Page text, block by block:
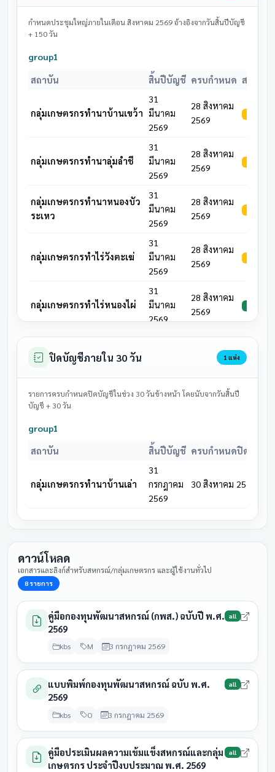
กำหนดประชุมใหญ่ภายในเดือน สิงหาคม 2569 อ้างอิงจากวันสิ้นปีบัญชี
+ 150 วัน
group1
สถาบัน สิ้นปีบัญชี ครบกำหนด สถานะ
กลุ่มเกษตรกรทำนาบ้านเขว้า
31
มีนาคม
2569
28 สิงหาคม
2569
รอดำเนิน
กลุ่มเกษตรกรทำนาลุ่มลำชี
31
มีนาคม
2569
28 สิงหาคม
2569
รอดำเนิน
กลุ่มเกษตรกรทำนาหนองบัว
ระเหว
31
มีนาคม
2569
28 สิงหาคม
2569
รอดำเนิน
กลุ่มเกษตรกรทำไร่วังตะเฆ่
31
มีนาคม
2569
28 สิงหาคม
2569
รอดำเนิน
กลุ่มเกษตรกรทำไร่หนองไผ่
31
มีนาคม
2569
28 สิงหาคม
2569
ประชุมแ
ตาด
31
รอดำเนิน
สหกรณ์การเกษตรตลาดแร้ง
มีนาคม
28 สิงหาคม
แดง
มีนาคม
2569
ประชุมแ
31
มีนาคม
28 สิงหาคม
หว้า
31
มีนาคม
รอดำเนิน
สหกรณ์การเกษตรเพื่อการ
ตลาดลูกค้า ธ.ก.ส.ชัยภูมิ
2569
สหกรณ์การเกษตรเมือง
ชัยภูมิ
สหกรณ์การเกษตรลำประ
ทาว
31
มีนาคม
28 สิงหาคม
รอดำเนิน
group2
สถาบัน สิ้นปีบัญชี ครบกำหนด
ปิดบัญชีภายใน 30 วัน 1 แห่ง
รายการครบกำหนดปิดบัญชีในช่วง 30 วันข้างหน้า โดยนับจากวันสิ้นปี
บัญชี + 30 วัน
group1
สถาบัน สิ้นปีบัญชี ครบกำหนดปิดบัญชี
กลุ่มเกษตรกรทำนาบ้านเล่า
31
กรกฎาคม
2569
30 สิงหาคม 2569
ดาวน์โหลด
เอกสารและลิงก์สำหรับสหกรณ์/กลุ่มเกษตรกร และผู้ใช้งานทั่วไป
8 รายการ
คู่มือกองทุนพัฒนาสหกรณ์ (กพส.) ฉบับปี พ.ศ.
2569
kbs M 3 กรกฎาคม 2569
all
แบบพิมพ์กองทุนพัฒนาสหกรณ์ ฉบับ พ.ศ.
2569
kbs O 3 กรกฎาคม 2569
all
คู่มือประเมินผลความเข้มแข็งสหกรณ์และกลุ่ม
เกษตรกร ประจำปีงบประมาณ พ.ศ. 2569
all